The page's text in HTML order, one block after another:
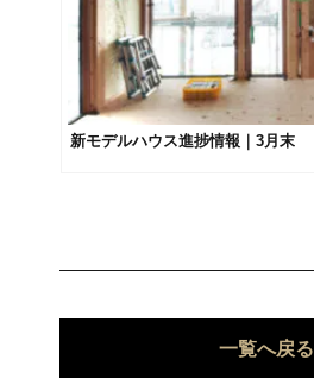
新モデルハウス進捗情報｜3月末
一覧へ戻る